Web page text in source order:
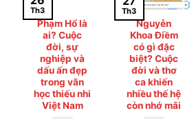
Phạm Hổ là
ai? Cuộc
đời, sự
nghiệp và
dấu ấn đẹp
trong văn
học thiếu nhi
Việt Nam
Th3
Nguyễn
Khoa Điềm
có gì đặc
biệt? Cuộc
đời và thơ
ca khiến
nhiều thế hệ
còn nhớ mãi
Th3